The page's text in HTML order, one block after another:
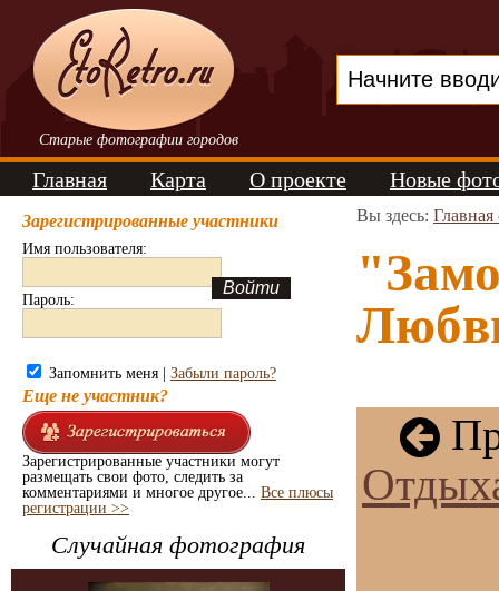
Старые фотографии городов
Главная Карта О проекте Новые
Зарегистрированные участники
Имя пользователя:
Пароль:
Запомнить меня | Забыли пароль?
Еще не участник?
Зарегистрированные участники могут
размещать свои фото, следить за
комментариями и многое другое... Все плюсы
регистрации >>
Случайная фотография
Вы здесь: Главная